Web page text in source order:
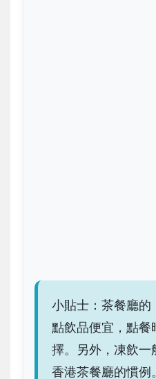
小貼士：茶餐廳的
點飲品便宜，點餐
擇。另外，凍飲
香港茶餐廳的慣例。